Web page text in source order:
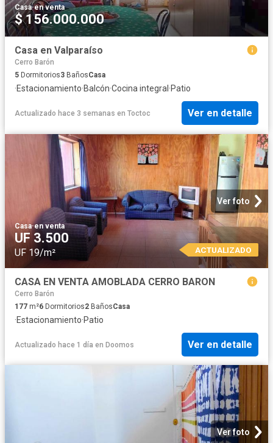
Casa·en venta
$ 156.000.000
Casa en Valparaíso
Cerro Barón
5 Dormitorios3 BañosCasa
·Estacionamiento·Balcón·Cocina integral ·Patio
Actualizado hace 3 semanas en Toctoc Ver en detalle
Ver foto
Casa·en venta
UF 3.500
UF 19/m² ACTUALIZADO
CASA EN VENTA AMOBLADA CERRO BARON
Cerro Barón
177 m²6 Dormitorios2 BañosCasa
·Estacionamiento·Patio
Actualizado hace 1 día en Doomos Ver en detalle
Ver foto